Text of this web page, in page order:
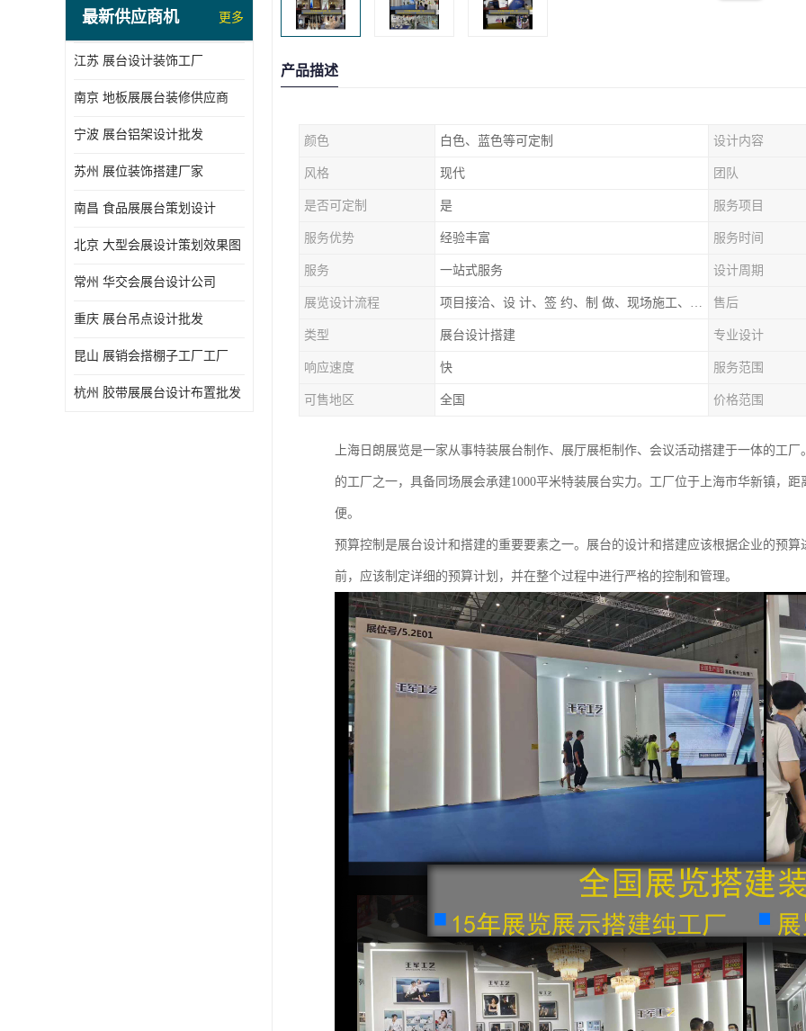
最新供应商机 更多
江苏 展台设计装饰工厂
南京 地板展展台装修供应商
宁波 展台铝架设计批发
苏州 展位装饰搭建厂家
南昌 食品展展台策划设计
北京 大型会展设计策划效果图
常州 华交会展台设计公司
重庆 展台吊点设计批发
昆山 展销会搭棚子工厂工厂
杭州 胶带展展台设计布置批发
产品描述
颜色 白色、蓝色等可定制 设计内容
风格 现代 团队
是否可定制 是 服务项目
服务优势 经验丰富 服务时间
服务 一站式服务 设计周期
展览设计流程 项目接洽、设 计、签 约、制 做、现场施工、展期服务、后续跟踪 售后
类型 展台设计搭建 专业设计
响应速度 快 服务范围
可售地区 全国 价格范围
上海日朗展览是一家从事特装展台制作、展厅展柜制作、会议活动搭建于一体的工
的工厂之一，具备同场展会承建1000平米特装展台实力。工厂位于上海市华新镇，
便。
预算控制是展台设计和搭建的重要要素之一。展台的设计和搭建应该根据企业的预
前，应该制定详细的预算计划，并在整个过程中进行严格的控制和管理。